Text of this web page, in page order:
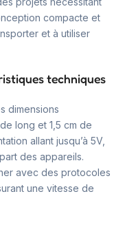
compacte et
et à utiliser
techniques
dimensions
long et 1,5 cm de
allant jusqu’à 5V,
des appareils.
avec des protocoles
une vitesse de